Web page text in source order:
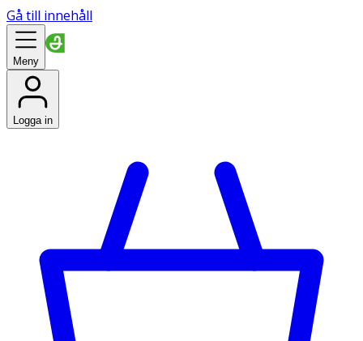
Gå till innehåll
Meny
Logga in